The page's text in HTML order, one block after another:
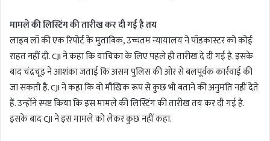
मामले की लिस्टिंग की तारीख कर दी गई है तय
लाइव लॉ की एक रिपोर्ट के मुताबिक, उच्चतम न्यायालय ने पॉडकास्टर को कोई
राहत नहीं दी. CJI ने कहा कि याचिका के लिए पहले ही तारीख दे दी गई है. इसके
बाद चंद्रचूड़ ने आशंका जताई कि असम पुलिस की ओर से बलपूर्वक कार्रवाई की
जा सकती है. CJI ने कहा कि वो मौखिक रूप से कुछ भी बताने की अनुमति नहीं देते
हैं. उन्होंने स्पष्ट किया कि इस मामले की लिस्टिंग की तारीख तय कर दी गई है.
इसके बाद CJI ने इस मामले को लेकर कुछ नहीं कहा.